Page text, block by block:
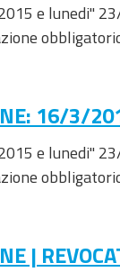
e lunedi''
16/3/
e lunedi''
|